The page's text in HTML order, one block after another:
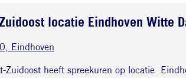
locatie Eindhoven Witte
, Eindhoven
Zuidoost heeft spreekuren op locatie